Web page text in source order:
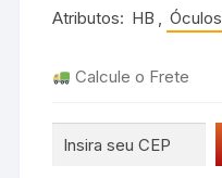
Atributos: HB , Óculos
Calcule o Frete